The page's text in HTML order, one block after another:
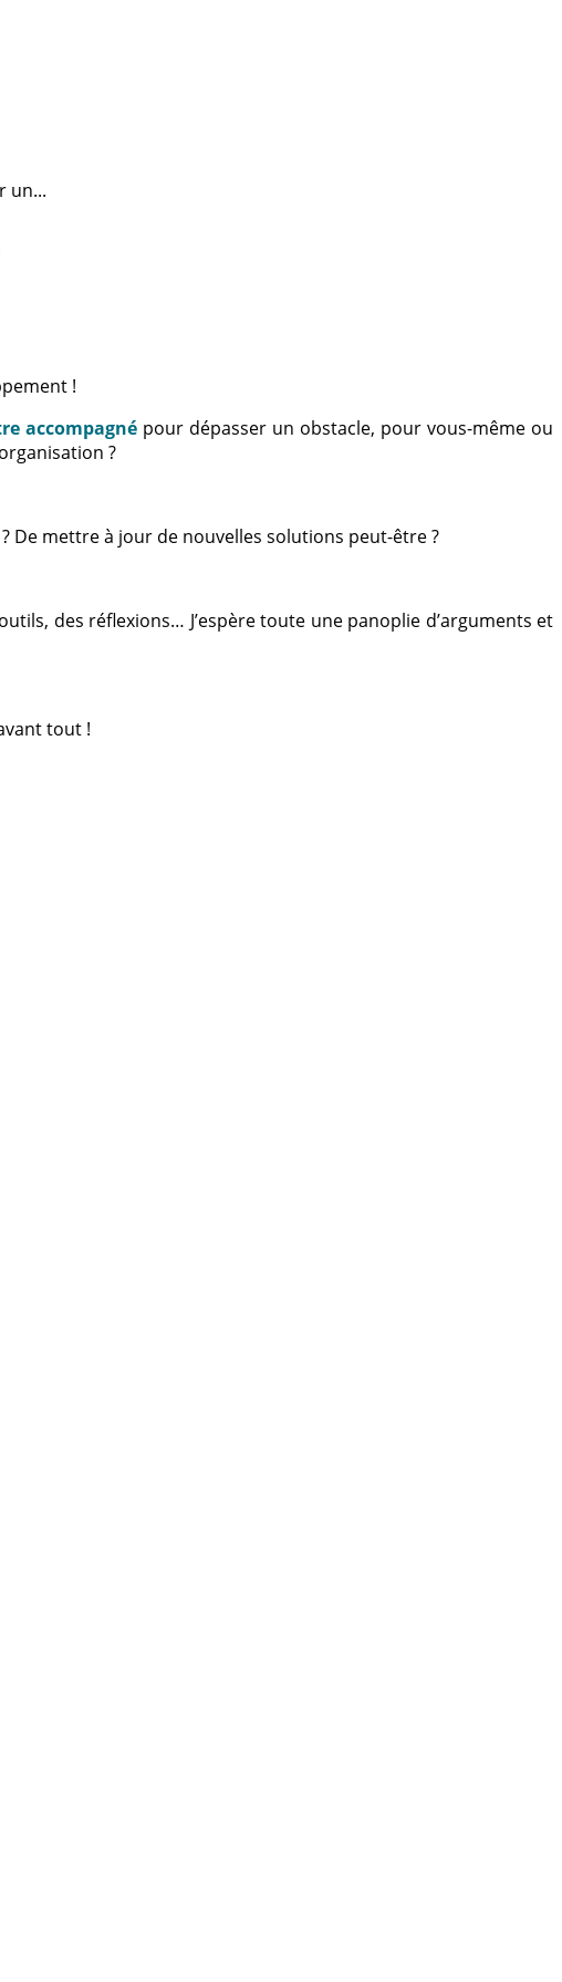
un...
!
accompagné pour dépasser un obstacle, pour vous-même ou
?
De mettre à jour de nouvelles solutions peut-être ?
des réflexions… J’espère toute une panoplie d’arguments et
tout !